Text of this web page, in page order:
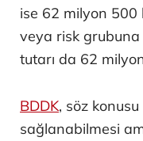
ise 62 milyon 500
veya risk
tutarı da 62
BDDK, söz
sağlanabilmesi